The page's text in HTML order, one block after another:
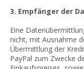
3. Empfänger der
Eine
nicht, mit Ausnahme
Übermittlung der
PayPal zum Zwecke